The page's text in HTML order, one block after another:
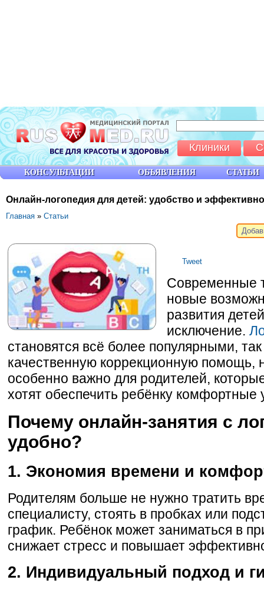
Онлайн-логопедия для детей: удобство и
Главная » Статьи
Tweet
Современные
новые
развития
исключение.
становятся всё более популярными,
качественную коррекционную помощь,
особенно важно для родителей,
хотят обеспечить ребёнку комфортные
Почему онлайн-занятия с
удобно?
1. Экономия времени и
Родителям больше не нужно тратить
специалисту, стоять в пробках или
график. Ребёнок может заниматься в
снижает стресс и повышает
2. Индивидуальный подход и
КОНСУЛЬТАЦИИ ОБЪЯВЛЕНИЯ СТАТЬИ
Клиники